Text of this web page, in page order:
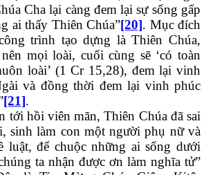
Cha lại càng đem lại sự sống gấp
ai thấy Thiên Chúa”[20]. Mục đích
trình tạo dựng là Thiên Chúa,
mọi loài, cuối cùng sẽ ‘có toàn
loài’ (1 Cr 15,28), đem lại vinh
và đồng thời đem lại vinh phúc
[21].
tới hồi viên mãn, Thiên Chúa đã sai
sinh làm con một người phụ nữ và
luật, để chuộc những ai sống dưới
ta nhận được ơn làm nghĩa tử”